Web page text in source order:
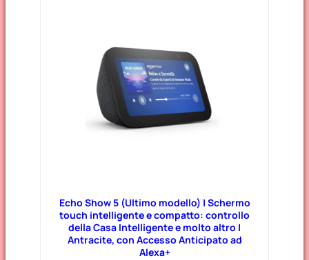
Echo Show 5 (Ultimo modello) | Schermo
touch intelligente e compatto: controllo
della Casa Intelligente e molto altro |
Antracite, con Accesso Anticipato ad
Alexa+